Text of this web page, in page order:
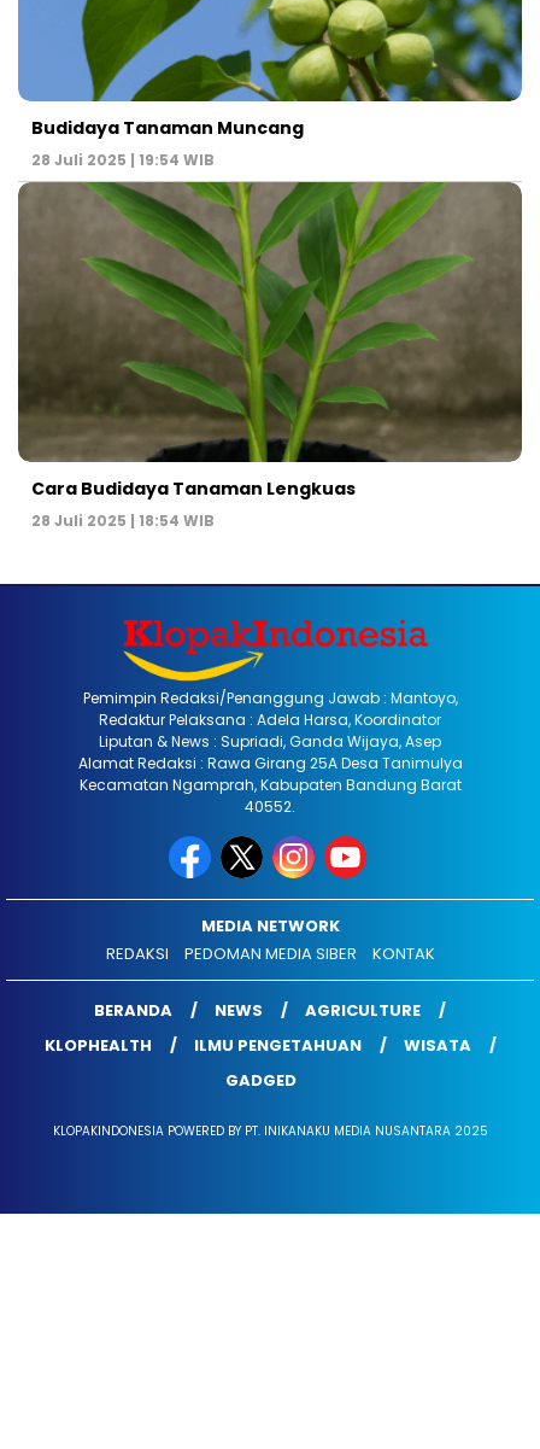
Budidaya Tanaman Muncang
28 Juli 2025 | 19:54 WIB
Cara Budidaya Tanaman Lengkuas
28 Juli 2025 | 18:54 WIB
Pemimpin Redaksi/Penanggung Jawab : Mantoyo,
Redaktur Pelaksana : Adela Harsa, Koordinator
Liputan & News : Supriadi, Ganda Wijaya, Asep
Alamat Redaksi : Rawa Girang 25A Desa Tanimulya
Kecamatan Ngamprah, Kabupaten Bandung Barat
40552.
MEDIA NETWORK
REDAKSI
PEDOMAN MEDIA SIBER KONTAK
BERANDA NEWS
AGRICULTURE
KLOPHEALTH
ILMU PENGETAHUAN
WISATA
GADGED
KLOPAKINDONESIA POWERED BY PT. INIKANAKU MEDIA NUSANTARA 2025